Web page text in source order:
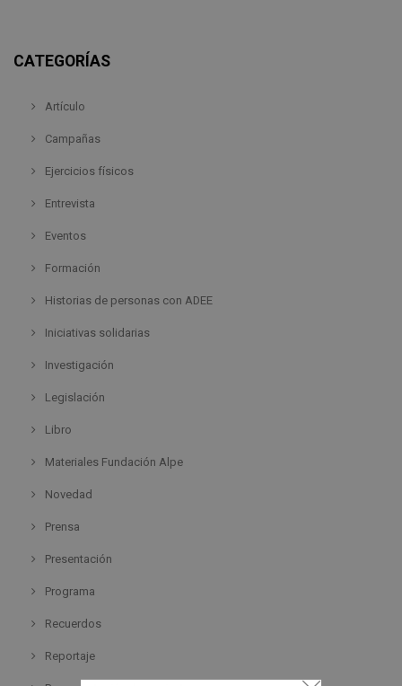
CATEGORÍAS
Artículo
Campañas
Ejercicios físicos
Entrevista
Eventos
Formación
Historias de personas con ADEE
Iniciativas solidarias
Investigación
Legislación
Libro
Materiales Fundación Alpe
Novedad
Prensa
Presentación
Programa
Recuerdos
Reportaje